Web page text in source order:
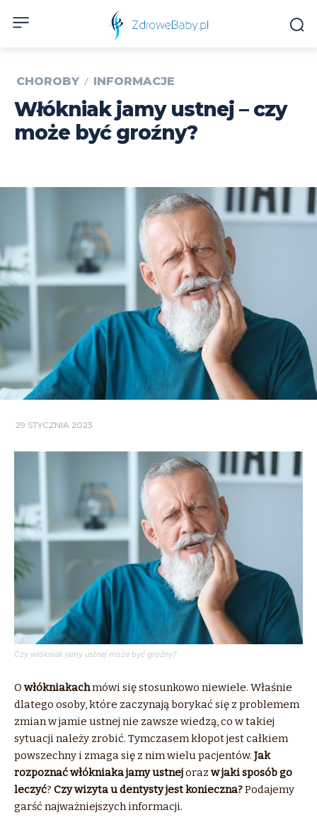
CHOROBY INFORMACJE
Włókniak jamy ustnej – czy
może być groźny?
29 STYCZNIA 2023
Czy włókniak jamy ustnej może być groźny?
O włókniakachmówi się stosunkowo niewiele. Właśnie
dlatego osoby, które zaczynają borykać się z problemem
zmian w jamie ustnej nie zawsze wiedzą, co w takiej
sytuacji należy zrobić. Tymczasem kłopot jest całkiem
powszechny i zmaga się z nim wielu pacjentów. Jak
rozpoznać włókniaka jamy ustnejoraz w jaki sposób go
leczyć? Czy wizyta u dentysty jest konieczna?Podajemy
garść najważniejszych informacji.